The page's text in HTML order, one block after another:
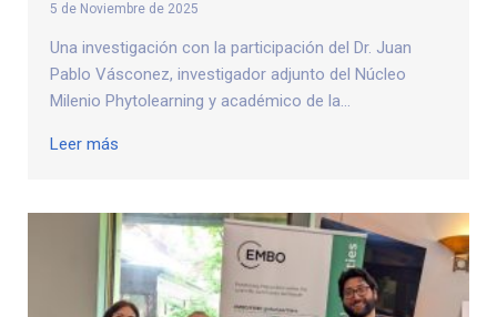
5 de Noviembre de 2025
Una investigación con la participación del Dr. Juan
Pablo Vásconez, investigador adjunto del Núcleo
Milenio Phytolearning y académico de la...
Leer más